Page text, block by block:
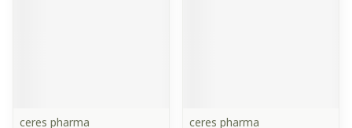
ceres pharma ceres pharma